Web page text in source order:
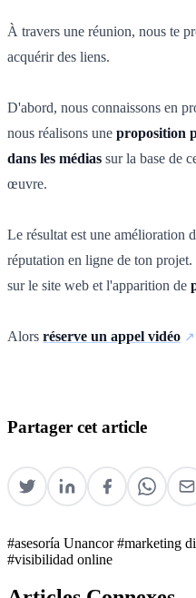
À travers une réunion, nous te
acquérir des liens.
D'abord, nous connaissons en
nous réalisons une proposition
dans les médias sur la base de
œuvre.
Le résultat est une amélioration
réputation en ligne de ton
sur le site web et l'apparition de
Alors réserve un appel vidéo
Partager cet article
#asesoría Unancor#marketing
#visibilidad online